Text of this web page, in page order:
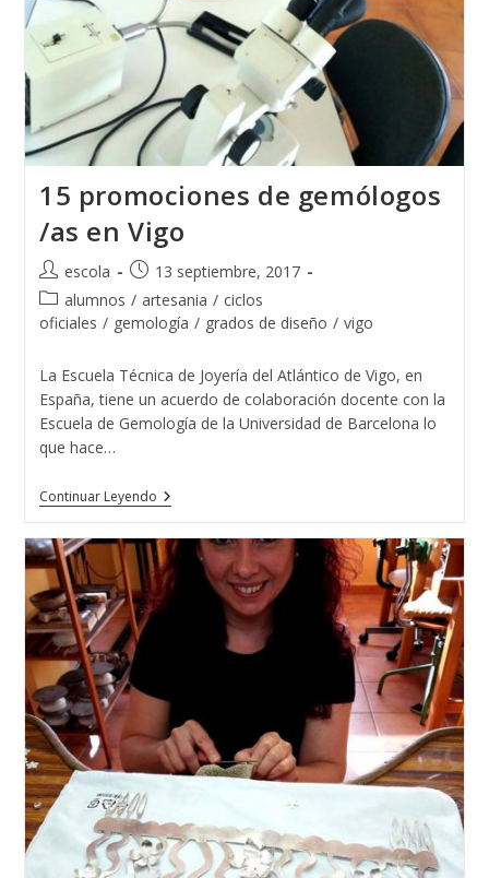
15 promociones de gemólogos
/as en Vigo
Autor
de
la
escola
Publicación
de
la
entrada:
13 septiembre, 2017
Categoría
de
entrada:
alumnos / artesania / ciclos
oficiales / gemología / grados de diseño / vigo
La Escuela Técnica de Joyería del Atlántico de Vigo, en
España, tiene un acuerdo de colaboración docente con la
Escuela de Gemología de la Universidad de Barcelona lo
que hace…
Continuar Leyendo15
Promociones
Gemólogos
/as
En
Vigo